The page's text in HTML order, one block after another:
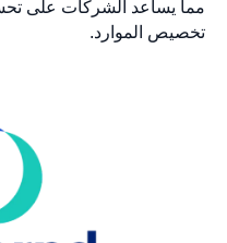
مما يساعد الشركات على
تخصيص الموارد.